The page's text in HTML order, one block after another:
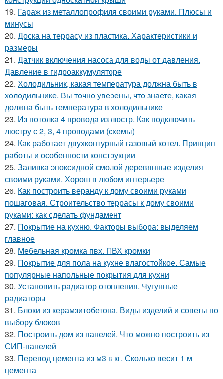
19. Гараж из металлопрофиля своими руками. Плюсы и
минусы
20. Доска на террасу из пластика. Характеристики и
размеры
21. Датчик включения насоса для воды от давления.
Давление в гидроаккумуляторе
22. Холодильник, какая температура должна быть в
холодильнике. Вы точно уверены, что знаете, какая
должна быть температура в холодильнике
23. Из потолка 4 провода из люстр. Как подключить
люстру с 2, 3, 4 проводами (схемы)
24. Как работает двухконтурный газовый котел. Принцип
работы и особенности конструкции
25. Заливка эпоксидной смолой деревянные изделия
своими руками. Хорош в любом интерьере
26. Как построить веранду к дому своими руками
пошаговая. Строительство террасы к дому своими
руками: как сделать фундамент
27. Покрытие на кухню. Факторы выбора: выделяем
главное
28. Мебельная кромка пвх. ПВХ кромки
29. Покрытие для пола на кухне влагостойкое. Самые
популярные напольные покрытия для кухни
30. Установить радиатор отопления. Чугунные
радиаторы
31. Блоки из керамзитобетона. Виды изделий и советы по
выбору блоков
32. Построить дом из панелей. Что можно построить из
СИП-панелей
33. Перевод цемента из м3 в кг. Сколько весит 1 м
цемента